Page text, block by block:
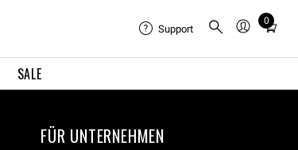
SALE
Support
0
Total
cart:
FÜR UNTERNEHMEN